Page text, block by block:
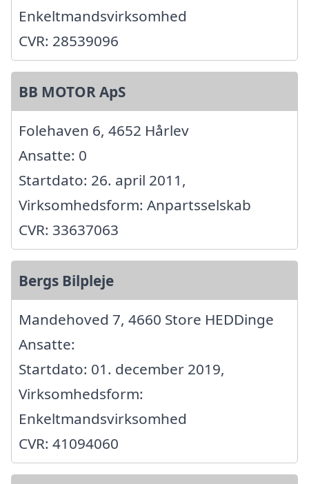
Enkeltmandsvirksomhed
CVR: 28539096
BB MOTOR ApS
Folehaven 6, 4652 Hårlev
Ansatte: 0
Startdato: 26. april 2011,
Virksomhedsform: Anpartsselskab
CVR: 33637063
Bergs Bilpleje
Mandehoved 7, 4660 Store HEDDinge
Ansatte:
Startdato: 01. december 2019,
Virksomhedsform:
Enkeltmandsvirksomhed
CVR: 41094060